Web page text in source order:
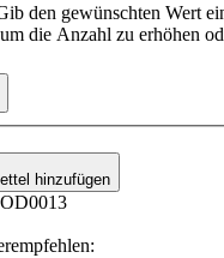
den gewünschten Wert
die Anzahl zu erhöhen
hinzufügen